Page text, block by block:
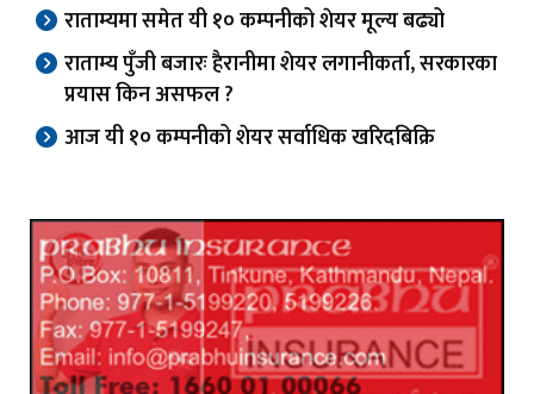
राताम्यमा समेत यी १० कम्पनीको शेयर मूल्य बढ्यो
राताम्य पुँजी बजारः हैरानीमा शेयर लगानीकर्ता, सरकारका
प्रयास किन असफल ?
आज यी १० कम्पनीको शेयर सर्वाधिक खरिदबिक्रि